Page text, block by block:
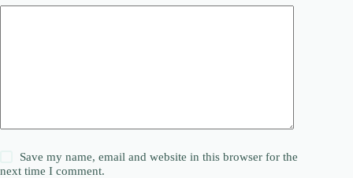
Save my name, email and website in this browser for the
next time I comment.